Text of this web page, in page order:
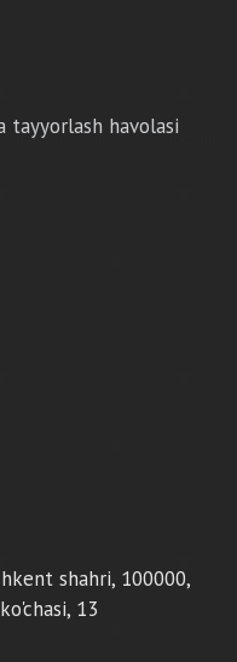
tayyorlash havolasi
shahri, 100000,
13